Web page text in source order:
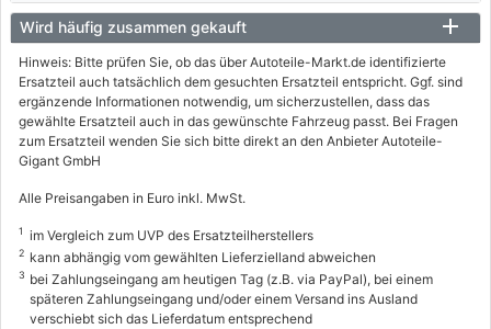
Wird häufig zusammen gekauft
Hinweis: Bitte prüfen Sie, ob das über Autoteile-Markt.de identifizierte
Ersatzteil auch tatsächlich dem gesuchten Ersatzteil entspricht. Ggf. sind
ergänzende Informationen notwendig, um sicherzustellen, dass das
gewählte Ersatzteil auch in das gewünschte Fahrzeug passt. Bei Fragen
zum Ersatzteil wenden Sie sich bitte direkt an den Anbieter Autoteile-
Gigant GmbH
Alle Preisangaben in Euro inkl. MwSt.
1 im Vergleich zum UVP des Ersatzteilherstellers
2 kann abhängig vom gewählten Lieferzielland abweichen
3 bei Zahlungseingang am heutigen Tag (z.B. via PayPal), bei einem
späteren Zahlungseingang und/oder einem Versand ins Ausland
verschiebt sich das Lieferdatum entsprechend